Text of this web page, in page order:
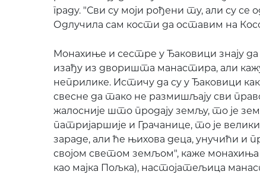
граду. "Сви су моји рођени ту, али су се
Одлучила сам кости да оставим на
Монахиње и сестре у Ђаковици знају
изађу из дворишта манастира, али
неприлике. Истичу да су у Ђаковици
свесне да тако не размишљају сви
жалосније што продају земљу, то је
патријаршије и Грачанице, то је
зараде, али ће њихова деца, унучићи и
својом светом земљом", каже
као мајка Пољка), настојатељица